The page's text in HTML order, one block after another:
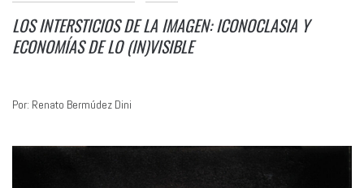
LOS INTERSTICIOS DE LA IMAGEN: ICONOCLASIA Y
ECONOMÍAS DE LO (IN)VISIBLE
Por: Renato Bermúdez Dini